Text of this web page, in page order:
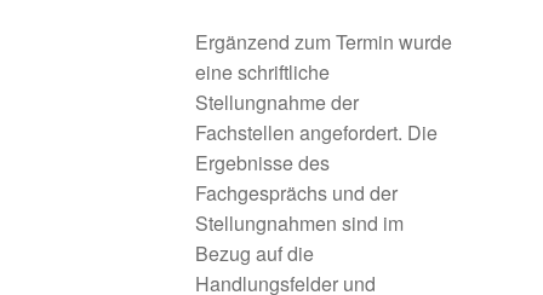
Umgesetzte Projekte 2025
Gesamte Region
Herausforderung: der „Donut-Effekt“
Ergänzend zum Termin wurde
eine schriftliche
Stellungnahme der
Fachstellen angefordert. Die
Ergebnisse des
Fachgesprächs und der
Stellungnahmen sind im
Bezug auf die
Handlungsfelder und